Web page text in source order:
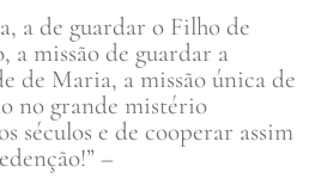
a de guardar o Filho de
a missão de guardar a
de Maria, a missão única de
no grande mistério
séculos e de cooperar assim
–